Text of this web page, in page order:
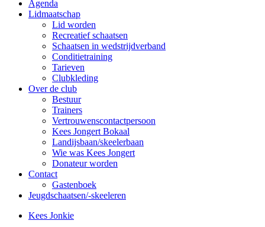
Agenda
Lidmaatschap
Lid worden
Recreatief schaatsen
Schaatsen in wedstrijdverband
Conditietraining
Tarieven
Clubkleding
Over de club
Bestuur
Trainers
Vertrouwenscontactpersoon
Kees Jongert Bokaal
Landijsbaan/skeelerbaan
Wie was Kees Jongert
Donateur worden
Contact
Gastenboek
Jeugdschaatsen/-skeeleren
Kees Jonkie